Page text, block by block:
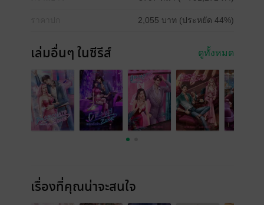
2,055 บาท (ประหยัด 44%)
เล่มอื่นๆ ในซีรีส์ ดูทั้งหมด
เรื่องที่คุณน่าจะสนใจ